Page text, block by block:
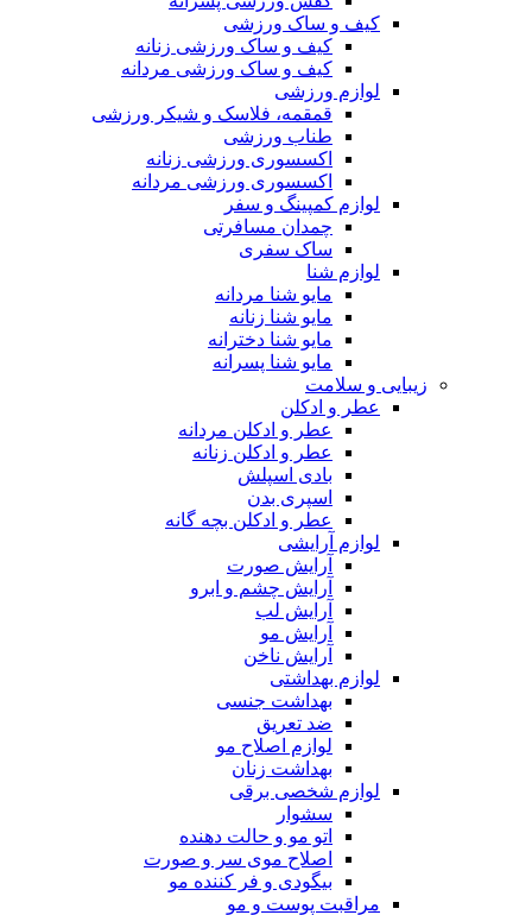
کیف و ساک ورزشی
کیف و ساک ورزشی زنانه
کیف و ساک ورزشی مردانه
لوازم ورزشی
قمقمه، فلاسک و شیکر ورزشی
طناب ورزشی
اکسسوری ورزشی زنانه
اکسسوری ورزشی مردانه
لوازم کمپینگ و سفر
چمدان مسافرتی
ساک سفری
لوازم شنا
مایو شنا مردانه
مایو شنا زنانه
مایو شنا دخترانه
مایو شنا پسرانه
زیبایی و سلامت
عطر و ادکلن
عطر و ادکلن مردانه
عطر و ادکلن زنانه
بادی اسپلش
اسپری بدن
عطر و ادکلن بچه گانه
لوازم آرایشی
آرایش صورت
آرایش چشم و ابرو
آرایش لب
آرایش مو
آرایش ناخن
لوازم بهداشتی
بهداشت جنسی
ضد تعریق
لوازم اصلاح مو
بهداشت زنان
لوازم شخصی برقی
سشوار
اتو مو و حالت دهنده
اصلاح موی سر و صورت
بیگودی و فر کننده مو
مراقبت پوست و مو